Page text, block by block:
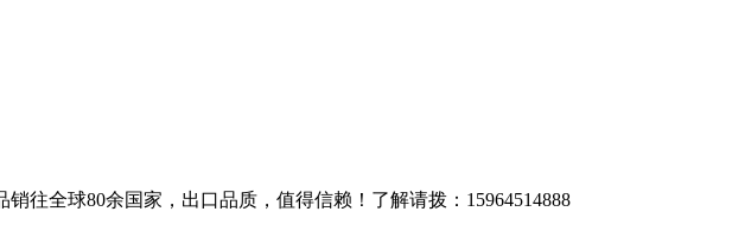
往全球80余国家，出口品质，值得信赖！了解请拨：15964514888